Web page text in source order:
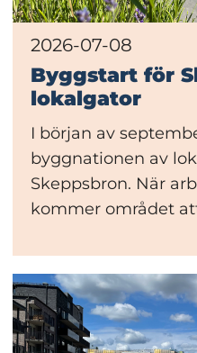
2026-07-08
Byggstart för
lokalgator
I början av
byggnationen av
Skeppsbron. När
kommer området